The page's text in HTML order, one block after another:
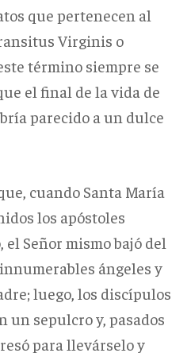
que pertenecen al
Virginis o
término siempre se
el final de la vida de
parecido a un dulce
cuando Santa María
los apóstoles
Señor mismo bajó del
ángeles y
luego, los discípulos
un sepulcro y, pasados
para llevárselo y